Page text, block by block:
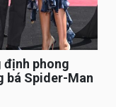
định phong
bá Spider-Man